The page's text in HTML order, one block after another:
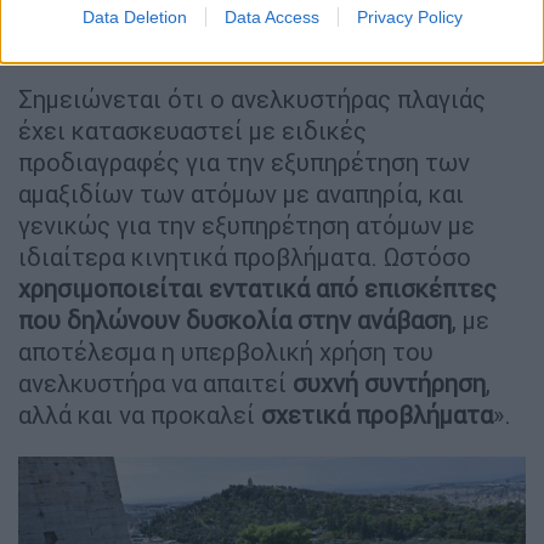
Data Deletion Data Access Privacy Policy
κατέστη δυνατόν να αποκατασταθεί έως τη
Σημειώνεται ότι ο ανελκυστήρας πλαγιάς
έχει κατασκευαστεί με ειδικές
προδιαγραφές για την εξυπηρέτηση των
αμαξιδίων των ατόμων με αναπηρία, και
γενικώς για την εξυπηρέτηση ατόμων με
ιδιαίτερα κινητικά προβλήματα. Ωστόσο
χρησιμοποιείται εντατικά από επισκέπτες
που δηλώνουν δυσκολία στην ανάβαση, με
αποτέλεσμα η υπερβολική χρήση του
ανελκυστήρα να απαιτεί συχνή συντήρηση,
αλλά και να προκαλεί σχετικά προβλήματα».